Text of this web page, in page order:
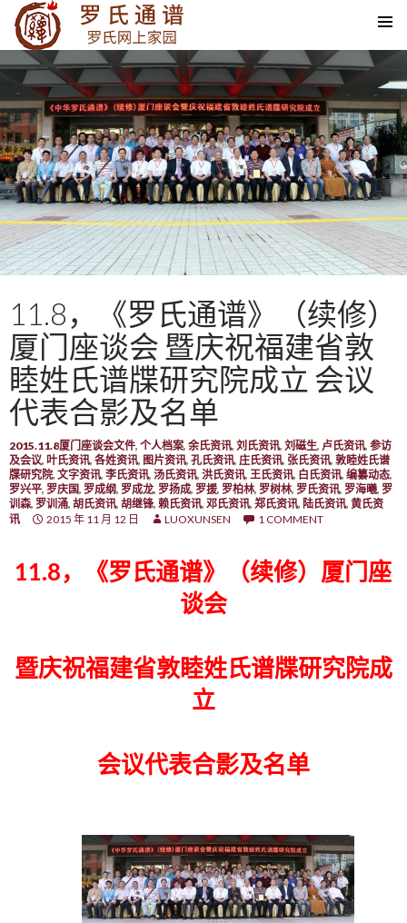
SKIP TO CONTENT
11.8，《罗氏通谱》（续修）
厦门座谈会 暨庆祝福建省敦
睦姓氏谱牒研究院成立 会议
代表合影及名单
2015.11.8厦门座谈会文件, 个人档案, 余氏资讯, 刘氏资讯, 刘磁生, 卢氏资讯, 参访
及会议, 叶氏资讯, 各姓资讯, 图片资讯, 孔氏资讯, 庄氏资讯, 张氏资讯, 敦睦姓氏谱
牒研究院, 文字资讯, 李氏资讯, 汤氏资讯, 洪氏资讯, 王氏资讯, 白氏资讯, 编纂动态,
罗兴平, 罗庆国, 罗成纲, 罗成龙, 罗扬成, 罗援, 罗柏林, 罗树林, 罗氏资讯, 罗海曦, 罗
训森, 罗训涌, 胡氏资讯, 胡继锋, 赖氏资讯, 邓氏资讯, 郑氏资讯, 陆氏资讯, 黄氏资
讯
2015 年 11 月 12 日 LUOXUNSEN 1 COMMENT
11.8，《罗氏通谱》（续修）厦门座
谈会
暨庆祝福建省敦睦姓氏谱牒研究院成
立
会议代表合影及名单